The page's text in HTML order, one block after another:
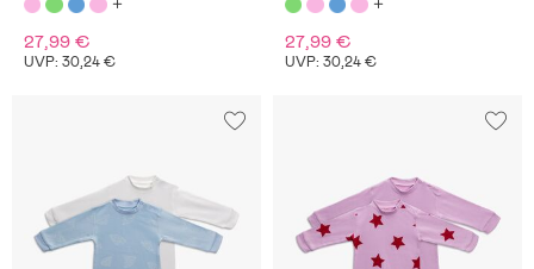
27,99 €
UVP: 30,24 €
27,99 €
UVP: 30,24 €